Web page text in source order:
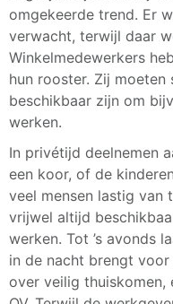
omgekeerde trend. Er
verwacht, terwijl daar
Winkelmedewerkers
hun rooster. Zij
beschikbaar zijn om
werken.
In privétijd deelnemen
een koor, of de
veel mensen lastig van
vrijwel altijd
werken. Tot ’s avonds
in de nacht brengt
over veilig thuiskomen,